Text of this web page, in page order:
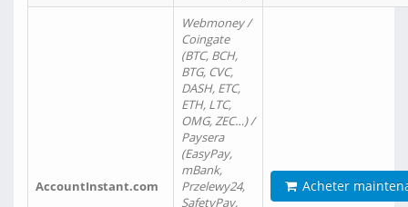
AccountInstant.com
Webmoney /
Coingate
(BTC, BCH,
BTG, CVC,
DASH, ETC,
ETH, LTC,
OMG, ZEC…) /
Paysera
(EasyPay,
mBank,
Przelewy24,
SafetyPay,
Acheter